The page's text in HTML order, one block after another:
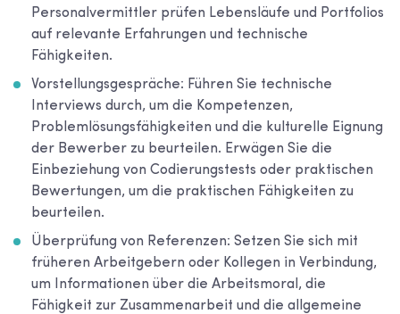
Personalvermittler prüfen Lebensläufe und Portfolios
auf relevante Erfahrungen und technische
Fähigkeiten.
Vorstellungsgespräche: Führen Sie technische
Interviews durch, um die Kompetenzen,
Problemlösungsfähigkeiten und die kulturelle Eignung
der Bewerber zu beurteilen. Erwägen Sie die
Einbeziehung von Codierungstests oder praktischen
Bewertungen, um die praktischen Fähigkeiten zu
beurteilen.
Überprüfung von Referenzen: Setzen Sie sich mit
früheren Arbeitgebern oder Kollegen in Verbindung,
um Informationen über die Arbeitsmoral, die
Fähigkeit zur Zusammenarbeit und die allgemeine